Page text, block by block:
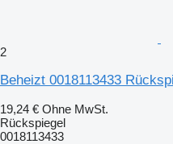
2
Beheizt 0018113433
19,24 € Ohne MwSt.
Rückspiegel
0018113433